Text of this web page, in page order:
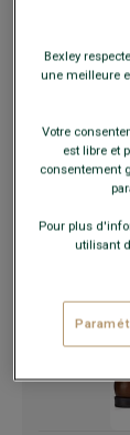
Ce modèle
Voir la
Livré en
30 jours
Bexley
une meilleure
Votre
est libre et
consentement
Pour plus
utilisant